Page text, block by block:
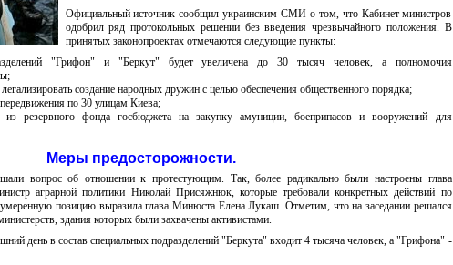
Официальный источник сообщил украинским СМИ о том, что Кабинет министров
одобрил ряд протокольных решении без введения чрезвычайного положения. В
принятых законопроектах отмечаются следующие пункты:
"Грифон" и "Беркут" будет увеличена до 30 тысяч человек, а полномочия
создание народных дружин с целью обеспечения общественного порядка;
по 30 улицам Киева;
из резервного фонда госбюджета на закупку амуниции, боеприпасов и вооружений для
Меры предосторожности.
вопрос об отношении к протестующим. Так, более радикально были настроены глава
аграрной политики Николай Присяжнюк, которые требовали конкретных действий по
позицию выразила глава Минюста Елена Лукаш. Отметим, что на заседании решался
здания которых были захвачены активистами.
день в состав специальных подразделений "Беркута" входит 4 тысяча человек, а "Грифона" -